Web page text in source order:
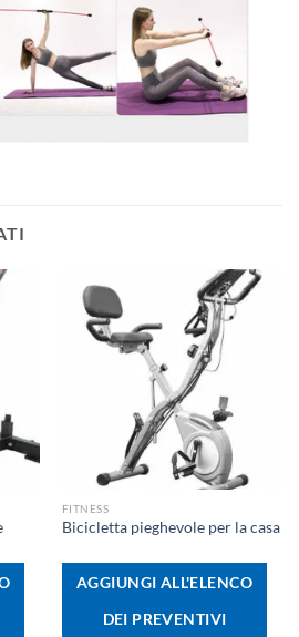
FITNESS
Bicicletta pieghevole per la casa
AGGIUNGI ALL'ELENCO
DEI PREVENTIVI